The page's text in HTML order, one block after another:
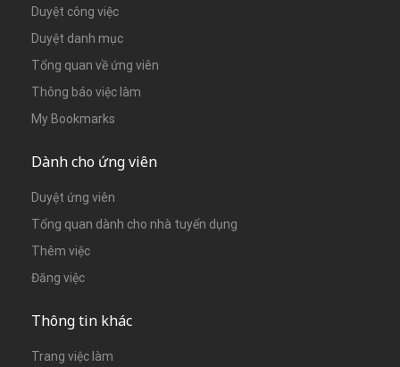
Duyệt công việc
Duyệt danh mục
Tổng quan về ứng viên
Thông báo việc làm
My Bookmarks
Dành cho ứng viên
Duyệt ứng viên
Tổng quan dành cho nhà tuyển dụng
Thêm việc
Đăng việc
Thông tin khác
Trang việc làm